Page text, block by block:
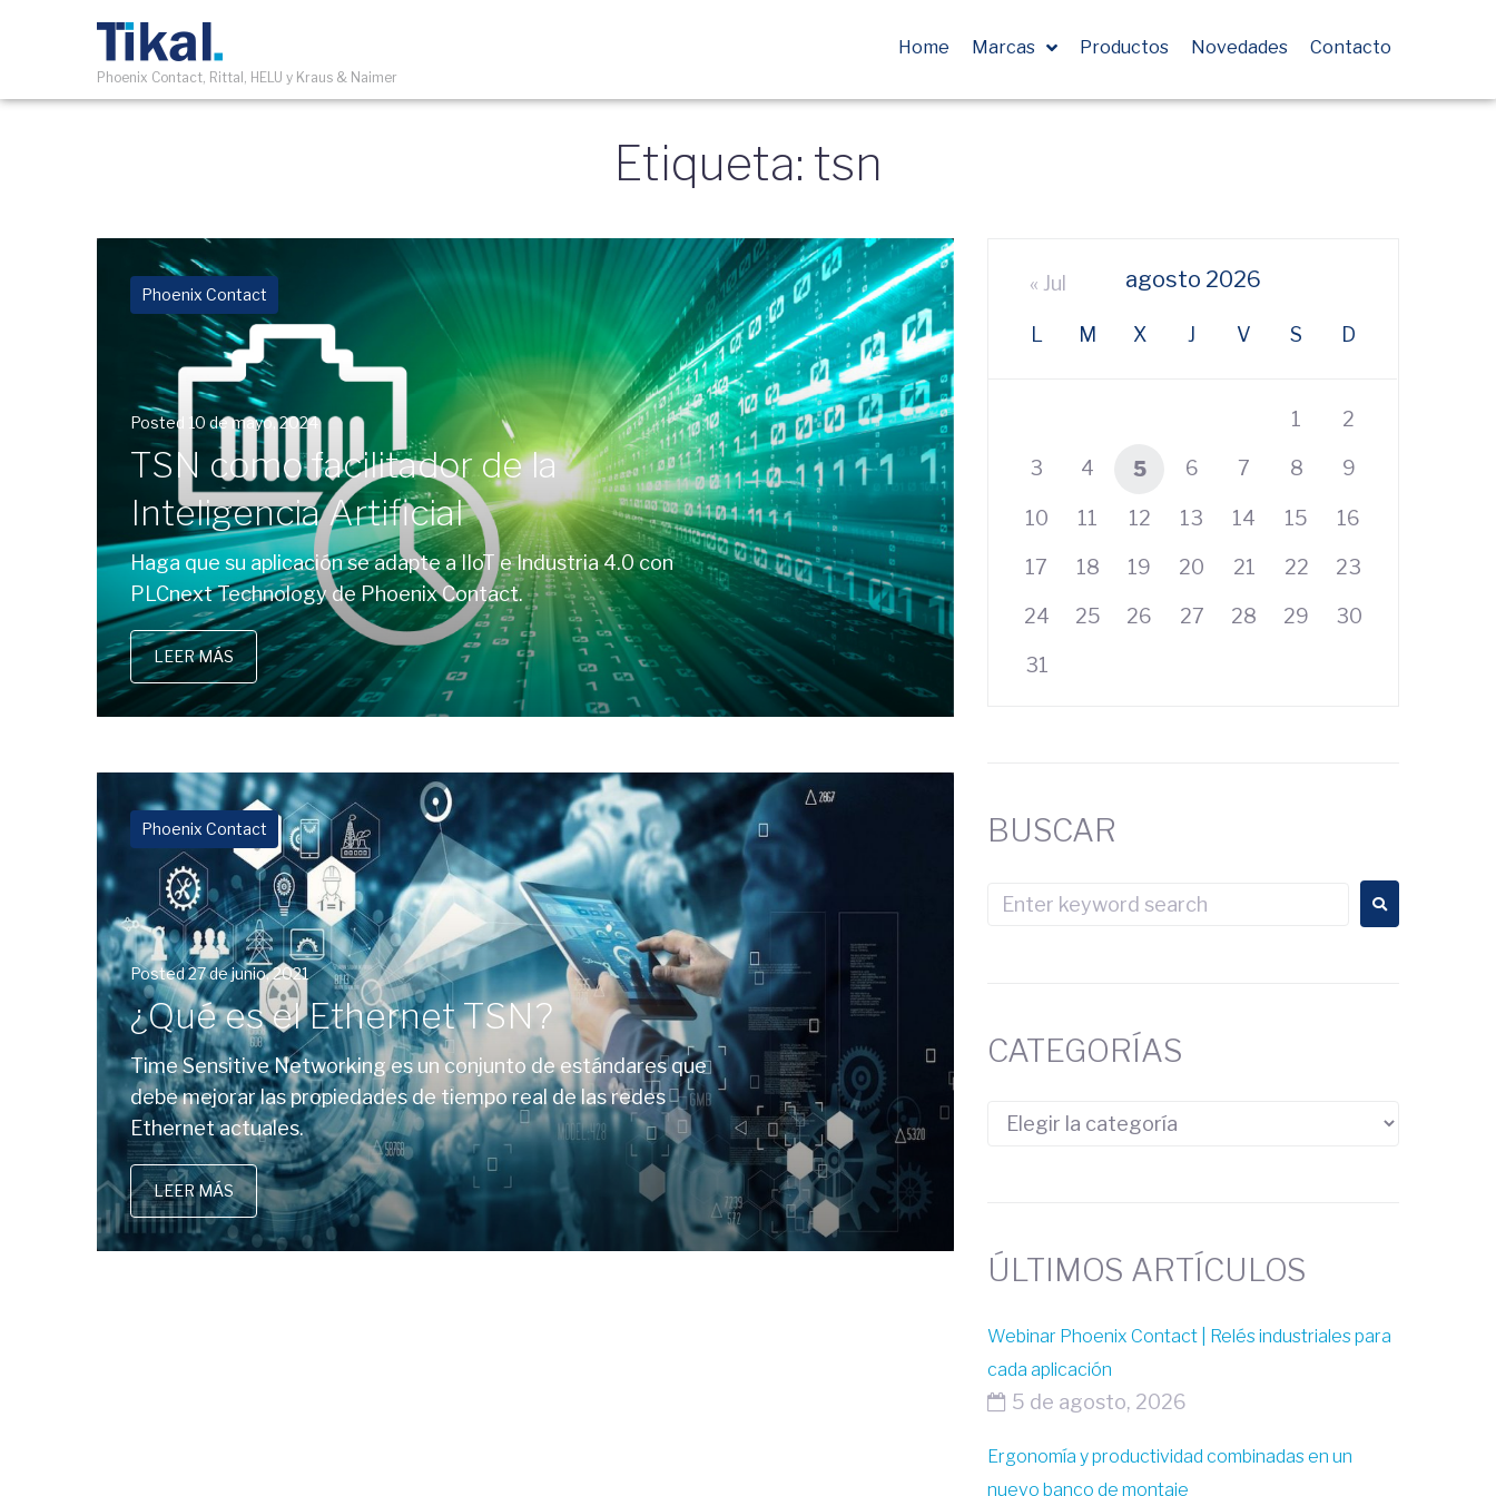
Phoenix Contact, Rittal, HELU y Kraus & Naimer
Home Marcas Productos Novedades Contacto
Etiqueta: tsn
Phoenix Contact
Posted 10 de mayo, 2024
TSN como facilitador de la
Inteligencia Artificial
Haga que su aplicación se adapte a IIoT e Industria 4.0 con
PLCnext Technology de Phoenix Contact.
LEER MÁS
Phoenix Contact
Posted27 de junio, 2021
¿Qué es el Ethernet TSN?
Time Sensitive Networking es un conjunto de estándares que
debe mejorar las propiedades de tiempo real de las redes
Ethernet actuales.
LEER MÁS
agosto 2026
L M X J V S D
« Jul
1 2
3 4 5 6 7 8 9
10 11 12 13 14 15 16
17 18 19 20 21 22 23
24 25 26 27 28 29 30
31
BUSCAR
CATEGORÍAS
ÚLTIMOS ARTÍCULOS
Webinar Phoenix Contact | Relés industriales para
cada aplicación
5 de agosto, 2026
Ergonomía y productividad combinadas en un
nuevo banco de montaje